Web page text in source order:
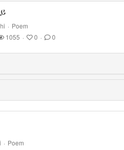
· Poem
1055 · 0 · 0
· Poem